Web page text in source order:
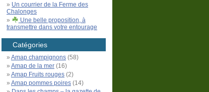
Un courrier de la Ferme des
Chalonges
Une belle proposition, à
transmettre dans votre entourage
Catégories
Amap champignons (58)
Amap de la mer (16)
Amap Fruits rouges (2)
Amap pommes poires (14)